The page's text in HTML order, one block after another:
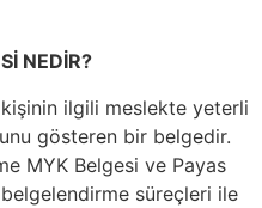
NEDİR?
ilgili meslekte yeterli
gösteren bir belgedir.
MYK Belgesi ve Payas
süreçleri ile